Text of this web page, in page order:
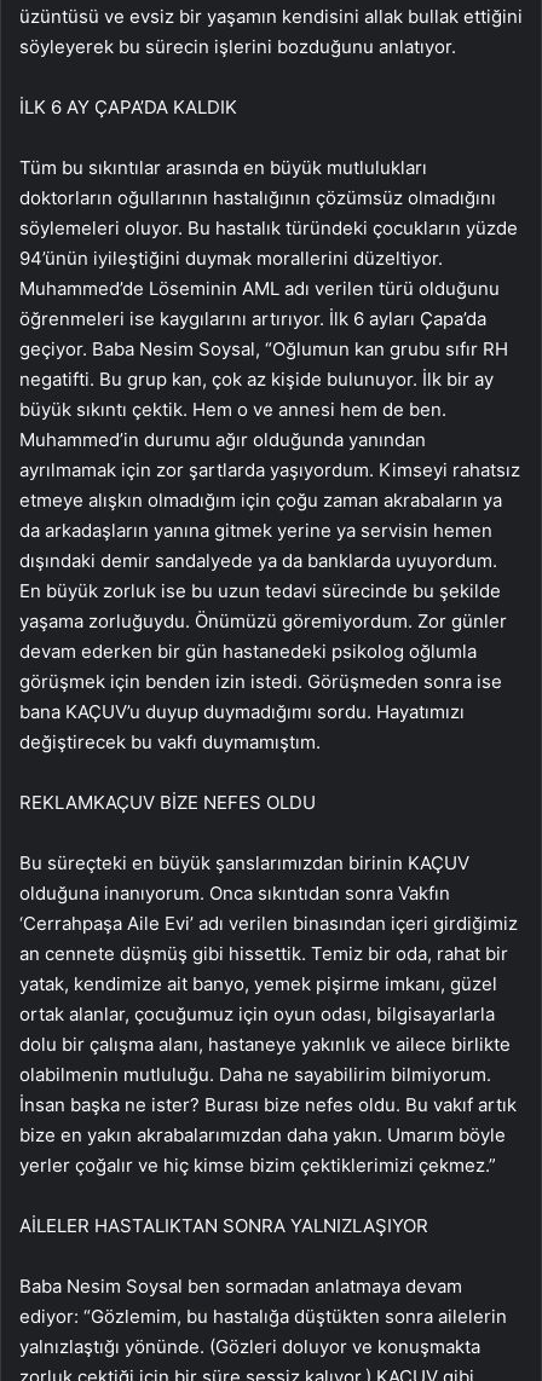
üzüntüsü ve evsiz bir yaşamın kendisini allak bullak ettiğini
söyleyerek bu sürecin işlerini bozduğunu anlatıyor.
İLK 6 AY ÇAPA’DA KALDIK
Tüm bu sıkıntılar arasında en büyük mutlulukları
doktorların oğullarının hastalığının çözümsüz olmadığını
söylemeleri oluyor. Bu hastalık türündeki çocukların yüzde
94’ünün iyileştiğini duymak morallerini düzeltiyor.
Muhammed’de Löseminin AML adı verilen türü olduğunu
öğrenmeleri ise kaygılarını artırıyor. İlk 6 ayları Çapa’da
geçiyor. Baba Nesim Soysal, “Oğlumun kan grubu sıfır RH
negatifti. Bu grup kan, çok az kişide bulunuyor. İlk bir ay
büyük sıkıntı çektik. Hem o ve annesi hem de ben.
Muhammed’in durumu ağır olduğunda yanından
ayrılmamak için zor şartlarda yaşıyordum. Kimseyi rahatsız
etmeye alışkın olmadığım için çoğu zaman akrabaların ya
da arkadaşların yanına gitmek yerine ya servisin hemen
dışındaki demir sandalyede ya da banklarda uyuyordum.
En büyük zorluk ise bu uzun tedavi sürecinde bu şekilde
yaşama zorluğuydu. Önümüzü göremiyordum. Zor günler
devam ederken bir gün hastanedeki psikolog oğlumla
görüşmek için benden izin istedi. Görüşmeden sonra ise
bana KAÇUV’u duyup duymadığımı sordu. Hayatımızı
değiştirecek bu vakfı duymamıştım.
REKLAMKAÇUV BİZE NEFES OLDU
Bu süreçteki en büyük şanslarımızdan birinin KAÇUV
olduğuna inanıyorum. Onca sıkıntıdan sonra Vakfın
‘Cerrahpaşa Aile Evi’ adı verilen binasından içeri girdiğimiz
an cennete düşmüş gibi hissettik. Temiz bir oda, rahat bir
yatak, kendimize ait banyo, yemek pişirme imkanı, güzel
ortak alanlar, çocuğumuz için oyun odası, bilgisayarlarla
dolu bir çalışma alanı, hastaneye yakınlık ve ailece birlikte
olabilmenin mutluluğu. Daha ne sayabilirim bilmiyorum.
İnsan başka ne ister? Burası bize nefes oldu. Bu vakıf artık
bize en yakın akrabalarımızdan daha yakın. Umarım böyle
yerler çoğalır ve hiç kimse bizim çektiklerimizi çekmez.”
AİLELER HASTALIKTAN SONRA YALNIZLAŞIYOR
Baba Nesim Soysal ben sormadan anlatmaya devam
ediyor: “Gözlemim, bu hastalığa düştükten sonra ailelerin
yalnızlaştığı yönünde. (Gözleri doluyor ve konuşmakta